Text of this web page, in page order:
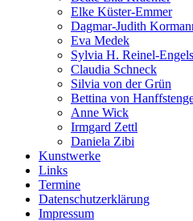
Elke Küster-Emmer
Dagmar-Judith
Eva Medek
Sylvia H. Reinel-Engels
Claudia Schneck
Silvia von der Grün
Bettina von
Anne Wick
Irmgard Zettl
Daniela Zibi
Kunstwerke
Links
Termine
Datenschutzerklärung
Impressum